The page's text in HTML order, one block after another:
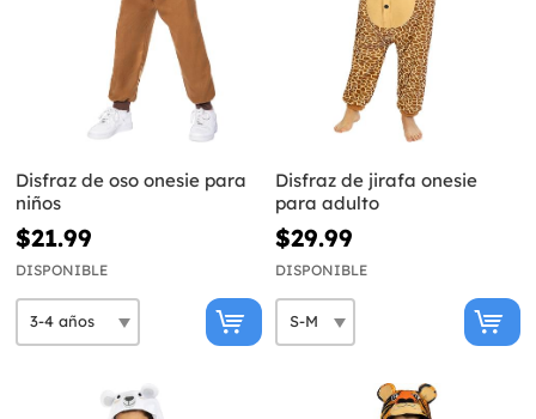
Disfraz de oso onesie para
niños
$21.99
DISPONIBLE
Disfraz de jirafa onesie
para adulto
$29.99
DISPONIBLE